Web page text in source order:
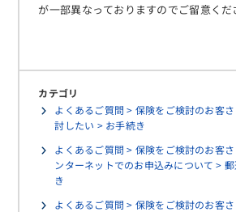
が一部異なっておりますのでご留意くだ
カテゴリ
よくあるご質問 > 保険をご検討のお客
討したい > お手続き
よくあるご質問 > 保険をご検討のお客
ンターネットでのお申込みについて >
き
よくあるご質問 > 保険をご検討のお客